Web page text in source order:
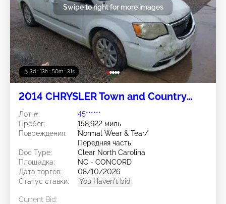
2d : 13h : 50m : 28s
Swipe to right for more images
2014 CHRYSLER Town and Country
Лот #:
45******
Пробег:
158,922 миль
Повреждения:
Normal Wear & Tear/
Передняя часть
Doc Type:
Clear North Carolina
Площадка:
NC - CONCORD
Дата торгов:
08/10/2026
Статус ставки:
You Haven't bid
Current Bid: